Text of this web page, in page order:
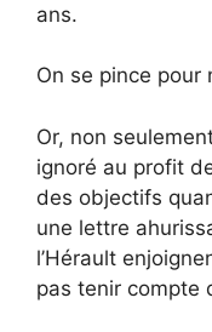
ans.
On se pince pour
Or, non
ignoré au profit
des objectifs
une lettre
l’Hérault
pas tenir compte